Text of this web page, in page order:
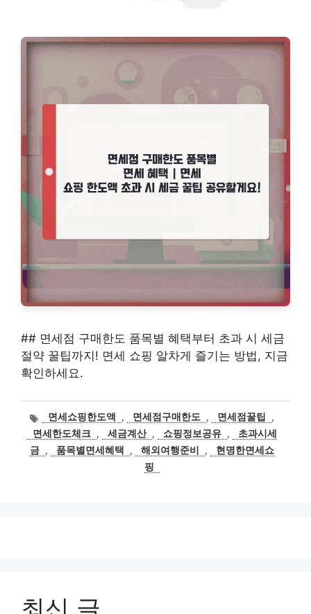
## 면세점 구매한도 품목별 혜택부터 초과 시 세금
절약 꿀팁까지! 면세 쇼핑 알차게 즐기는 방법, 지금
확인하세요.
태
그
면세쇼핑한도액 , 면세점구매한도 , 면세점꿀팁
,
면세한도체크 , 세금계산 , 쇼핑정보공유 ,
초과시세
금 , 품목별면세혜택 , 해외여행준비 ,
현명한면세쇼
핑
최신 글